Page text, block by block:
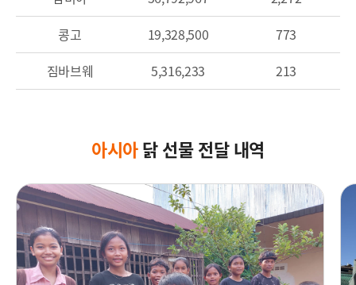
콩고
19,328,500
773
짐바브웨
5,316,233 213
아시아닭 선물 전달 내역